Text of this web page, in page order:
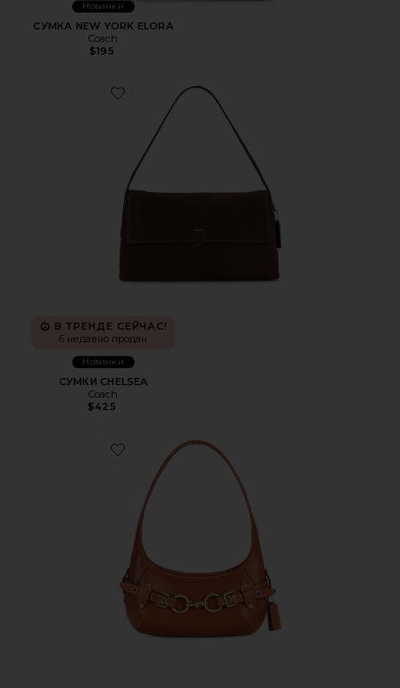
Новинки
СУМКА NEW YORK ELORA
Coach
$195
Favorite СУМКИ CHELSEA
В ТРЕНДЕ СЕЙЧАС!
6 недавно продан
Новинки
СУМКИ CHELSEA
Coach
$425
Favorite СУМКА ERGO